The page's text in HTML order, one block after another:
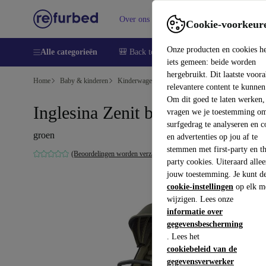
Cookie-
Onze producten en cookies
iets gemeen: beide worden
hergebruikt. Dit laatste
relevantere content te
Om dit goed te laten werken,
vragen we je toestemming
surfgedrag te analyseren en
en advertenties op jou af te
stemmen met first-party en
party cookies. Uiteraard
jouw toestemming. Je kunt
cookie-instellingen op elk
wijzigen. Lees onze
informatie over
gegevensbescherming
. Lees het
cookiebeleid van de
gegevensverwerker
Over ons Verkopen Support
Alle categorieën 🎒 Back to school Smartphones
Home Baby & kinderen Kinderwagens & Buggy's
Inglesina Zenit buggy
groen
(Beoordelingen worden verzameld)